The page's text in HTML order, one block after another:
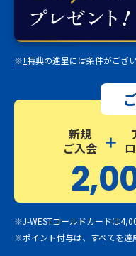
※1特典の進呈には条件がござ
新規
ご入会
※J-WESTゴールドカードは
※ポイント付与は、すべてを達